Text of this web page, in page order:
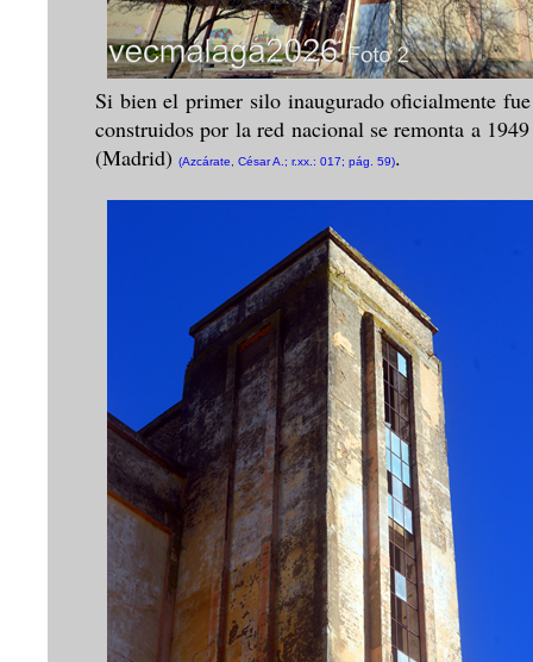
Si bien el primer silo inaugurado oficialmente
construidos por la red nacional se remonta a
(Madrid) (Azcárate, César A.; r.xx.: 017; pág. 59).